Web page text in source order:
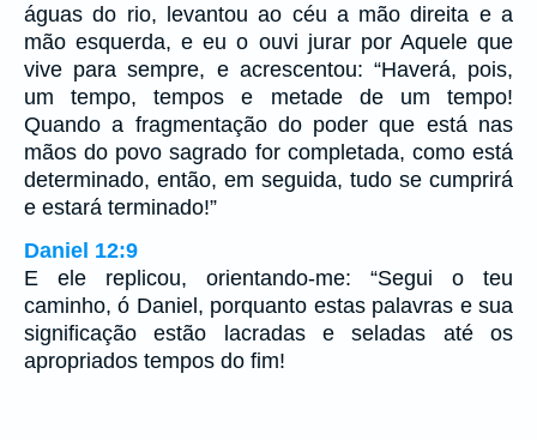
águas do rio, levantou ao céu a mão direita e a
mão esquerda, e eu o ouvi jurar por Aquele que
vive para sempre, e acrescentou: “Haverá, pois,
um tempo, tempos e metade de um tempo!
Quando a fragmentação do poder que está nas
mãos do povo sagrado for completada, como está
determinado, então, em seguida, tudo se cumprirá
e estará terminado!”
Daniel 12:9
E ele replicou, orientando-me: “Segui o teu
caminho, ó Daniel, porquanto estas palavras e sua
significação estão lacradas e seladas até os
apropriados tempos do fim!